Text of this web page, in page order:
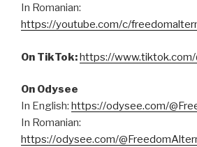
In Romanian:
https://youtube.com/c/
On TikTok:https://
On Odysee
In English: https://odysee.com/
In Romanian:
https://odysee.com/